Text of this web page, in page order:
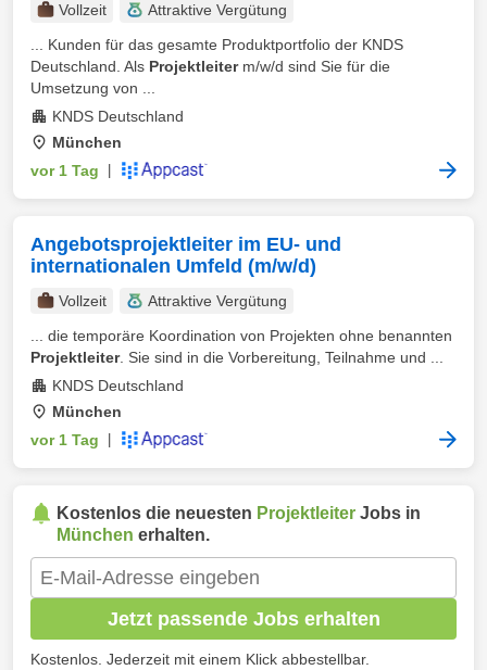
Vollzeit
Attraktive Vergütung
... Kunden für das gesamte Produktportfolio der KNDS
Deutschland. Als Projektleiterm/w/d sind Sie für die
Umsetzung von ...
KNDS Deutschland
München
vor 1 Tag
Angebotsprojektleiter im EU- und
internationalen Umfeld (m/w/d)
Vollzeit
Attraktive Vergütung
... die temporäre Koordination von Projekten ohne benannten
Projektleiter. Sie sind in die Vorbereitung, Teilnahme und ...
KNDS Deutschland
München
vor 1 Tag
Kostenlos die neuesten Projektleiter Jobs in
München erhalten.
Jetzt passende Jobs erhalten
Kostenlos. Jederzeit mit einem Klick abbestellbar.